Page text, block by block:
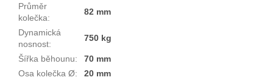
Průměr
kolečka:
82 mm
Dynamická
nosnost:
750 kg
Šířka běhounu:
70 mm
Osa kolečka Ø:
20 mm